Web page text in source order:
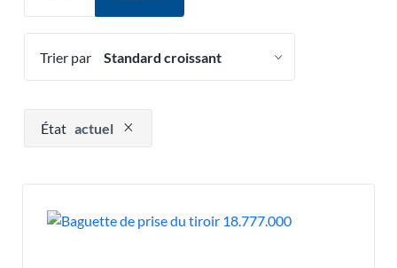
Trier par
Appuyez pour supprimer l'option de filtre
État actuel